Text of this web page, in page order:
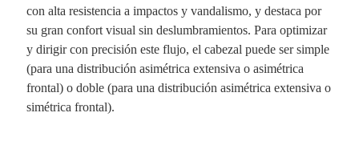
con alta resistencia a impactos y vandalismo, y destaca por
su gran confort visual sin deslumbramientos. Para optimizar
y dirigir con precisión este flujo, el cabezal puede ser simple
(para una distribución asimétrica extensiva o asimétrica
frontal) o doble (para una distribución asimétrica extensiva o
simétrica frontal).